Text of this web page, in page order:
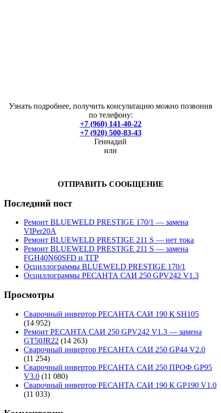
Узнать подробнее, получить консультацию можно позвонив
по телефону:
+7 (960) 141-40-22
+7 (920) 500-83-43
Геннадий
или
ОТПРАВИТЬ СООБЩЕНИЕ
Последний пост
Ремонт BLUEWELD PRESTIGE 170/1 — замена
VIPer20A
Ремонт BLUEWELD PRESTIGE 211 S — нет тока
Ремонт BLUEWELD PRESTIGE 211 S — замена
FGH40N60SFD и ТГР
Осциллограммы BLUEWELD PRESTIGE 170/1
Осциллограммы РЕСАНТА САИ 250 GPV242 V1.3
Просмотры
Сварочный инвертор РЕСАНТА САИ 190 К SH105
(14 952)
Ремонт РЕСАНТА САИ 250 GPV242 V1.3 — замена
GT50JR22 (14 263)
Сварочный инвертор РЕСАНТА САИ 250 GP44 V2.0
(11 254)
Сварочный инвертор РЕСАНТА САИ 250 ПРОФ GP95
V3.0 (11 080)
Сварочный инвертор РЕСАНТА САИ 190 К GP190 V1.0
(11 033)